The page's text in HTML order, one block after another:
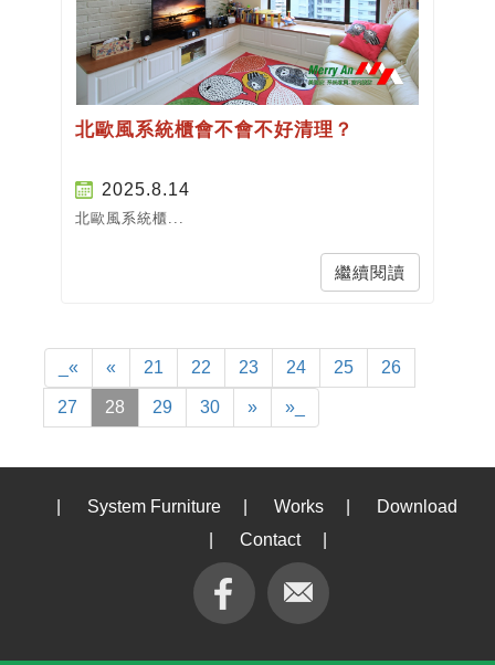
北歐風系統櫃會不會不好清理？
2025.8.14
北歐風系統櫃...
繼續閱讀
_« « 21 22 23 24 25 26
27 28 29 30 » »_
System Furniture Works
Download
Contact